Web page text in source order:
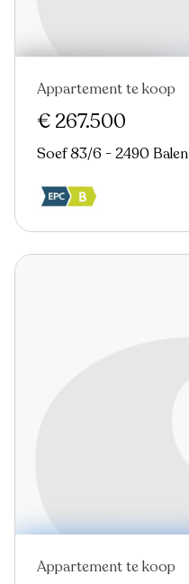
Appartement te koop
€ 267.500
Soef 83/6 - 2490 Balen
Appartement te koop